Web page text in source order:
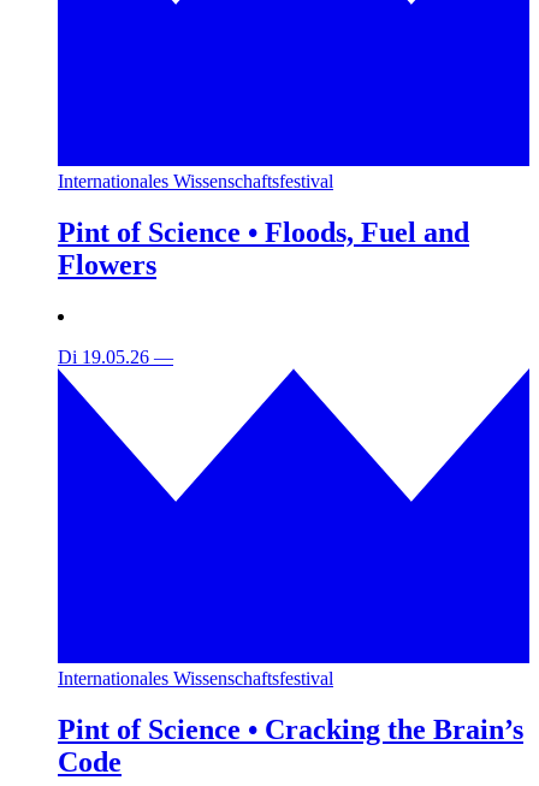
Internationales Wissenschaftsfestival
Pint of Science • Floods, Fuel and
Flowers
Di 19.05.26 —
Internationales Wissenschaftsfestival
Pint of Science • Cracking the Brain’s
Code